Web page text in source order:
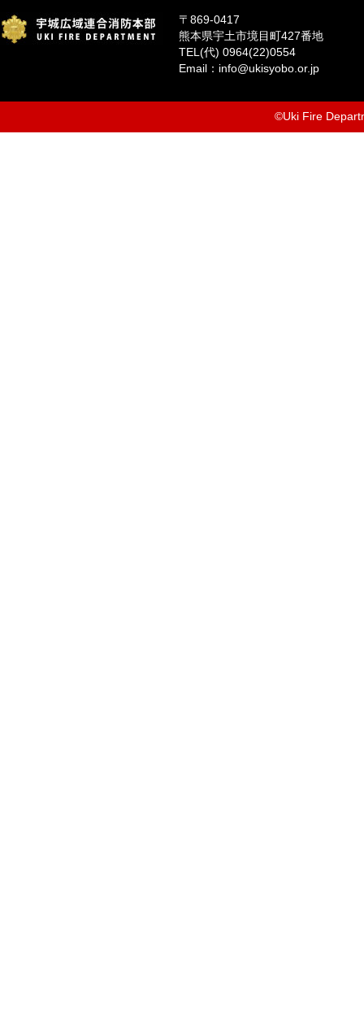
〒869-0417
熊本県宇土市境目町427番地
TEL(代) 0964(22)0554
Email：info@ukisyobo.or.jp
©Uki Fire